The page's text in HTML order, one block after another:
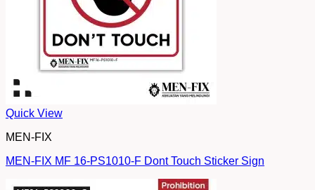
Quick View
MEN-FIX
MEN-FIX MF 16-PS1010-F Dont Touch Sticker Sign